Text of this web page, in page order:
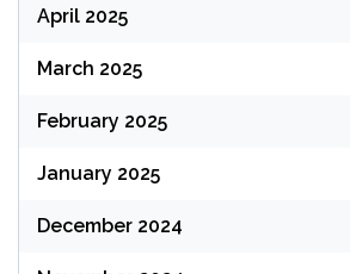
April 2025
March 2025
February 2025
January 2025
December 2024